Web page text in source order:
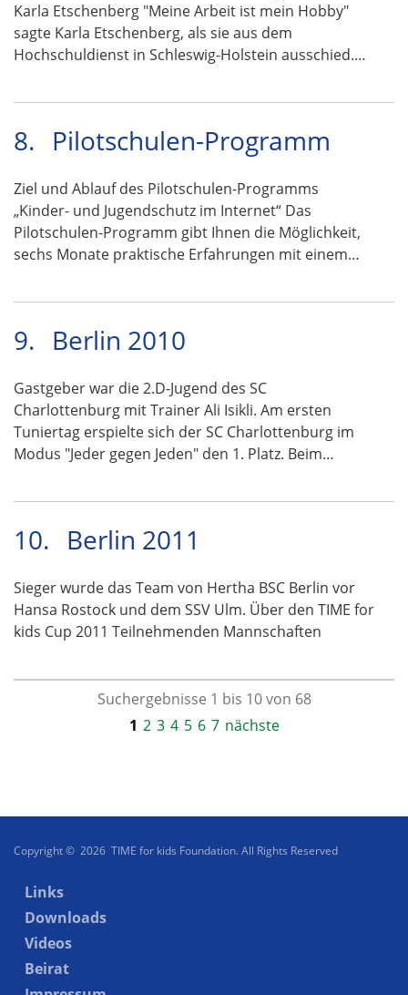
Karla Etschenberg "Meine Arbeit ist mein Hobby"
sagte Karla Etschenberg, als sie aus dem
Hochschuldienst in Schleswig-Holstein ausschied.…
8. Pilotschulen-Programm
Ziel und Ablauf des Pilotschulen-Programms
„Kinder- und Jugendschutz im Internet“ Das
Pilotschulen-Programm gibt Ihnen die Möglichkeit,
sechs Monate praktische Erfahrungen mit einem…
9. Berlin 2010
Gastgeber war die 2.D-Jugend des SC
Charlottenburg mit Trainer Ali Isikli. Am ersten
Tuniertag erspielte sich der SC Charlottenburg im
Modus "Jeder gegen Jeden" den 1. Platz. Beim…
10. Berlin 2011
Sieger wurde das Team von Hertha BSC Berlin vor
Hansa Rostock und dem SSV Ulm. Über den TIME for
kids Cup 2011 Teilnehmenden Mannschaften
Suchergebnisse 1 bis 10 von 68
1 2 3 4 5 6 7 nächste
Copyright © 2026 TIME for kids Foundation. All Rights Reserved
Links
Downloads
Videos
Beirat